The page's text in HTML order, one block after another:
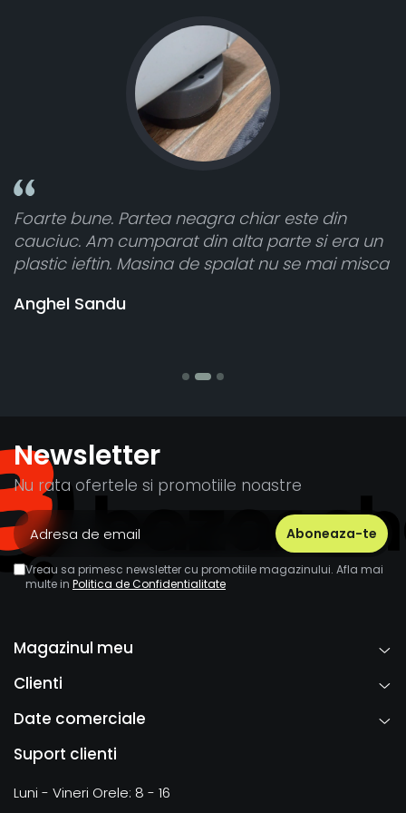
Sandu
bune. Partea neagra chiar este din
Am cumparat din alta parte si era un
ieftin. Masina de spalat nu se mai misca
atât
cele
Newsletter
Nu rata ofertele si promotiile noastre
Vreau sa primesc newsletter cu promotiile magazinului. Afla mai
multe in Politica de Confidentialitate
Magazinul meu
Clienti
Date comerciale
Suport clienti
Luni - Vineri Orele: 8 - 16